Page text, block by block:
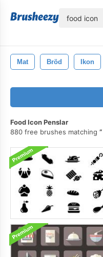
Mat Bröd Ikon
Food Icon Penslar
880 free brushes matching